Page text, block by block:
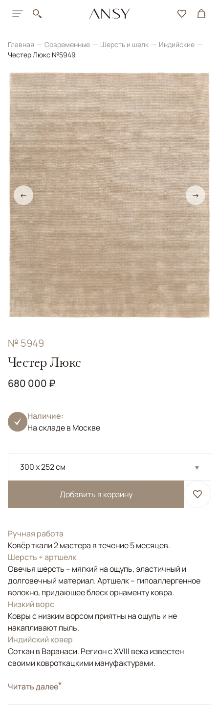
Главная Современные Шерсть и шелк
Индийские
Честер Люкс №5949
← →
№ 5949
Честер Люкс
680 000 ₽
Наличие:
На складе в Москве
300 x 252 см
Добавить в корзину
Ручная работа
Ковёр ткали 2 мастера в течение 5 месяцев.
Шерсть + артшелк
Овечья шерсть – мягкий на ощупь, эластичный и
долговечный материал. Артшелк – гипоаллергенное
волокно, придающее блеск орнаменту ковра.
Низкий ворс
Ковры с низким ворсом приятны на ощупь и не
накапливают пыль.
Индийский ковер
Соткан в Варанаси. Регион с XVIII века известен
своими ковроткацкими мануфактурами.
СтильСовременные
Читать далее